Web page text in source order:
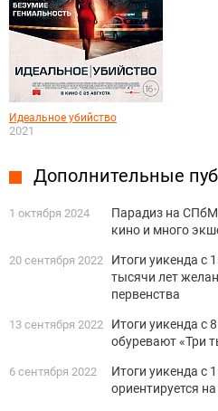
Идеальное убийство
2021
Дополнительные
1 октября 2024
Парадиз на
кино и много
20 сентября 2022
Итоги уикенда с
тысячи лет
первенства
13 сентября 2022
Итоги уикенда с
обуревают «Три
6 сентября 2022
Итоги уикенда с
ориентируется